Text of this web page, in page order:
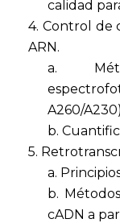
calidad
4. Control de
ARN.
a.
A260/
b.
5.
a.
b.
cADN a